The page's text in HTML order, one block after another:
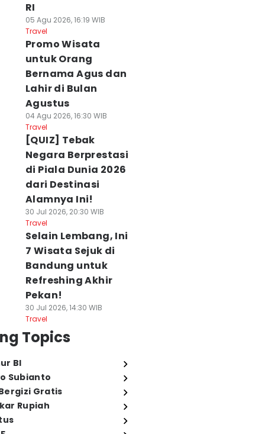
RI
05 Agu 2026, 16:19 WIB
Travel
Promo Wisata
untuk Orang
Bernama Agus dan
Lahir di Bulan
Agustus
04 Agu 2026, 16:30 WIB
Travel
[QUIZ] Tebak
Negara Berprestasi
di Piala Dunia 2026
dari Destinasi
Alamnya Ini!
30 Jul 2026, 20:30 WIB
Travel
Selain Lembang, Ini
7 Wisata Sejuk di
Bandung untuk
Refreshing Akhir
Pekan!
30 Jul 2026, 14:30 WIB
Travel
Topics
BI
Subianto
Gratis
Rupiah